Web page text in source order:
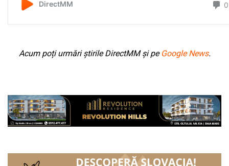
Acum poți urmări știrile DirectMM și pe Google News.